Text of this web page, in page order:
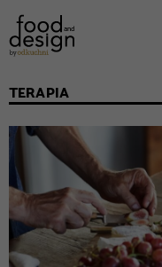
FOOD
E-BOOKI
O NAS
TERAPIA